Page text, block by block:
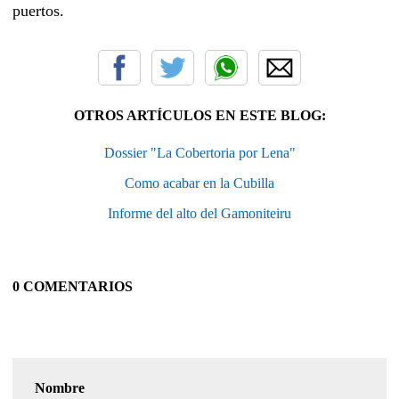
puertos.
OTROS ARTÍCULOS EN ESTE BLOG:
Dossier "La Cobertoria por Lena"
Como acabar en la Cubilla
Informe del alto del Gamoniteiru
0 COMENTARIOS
Nombre